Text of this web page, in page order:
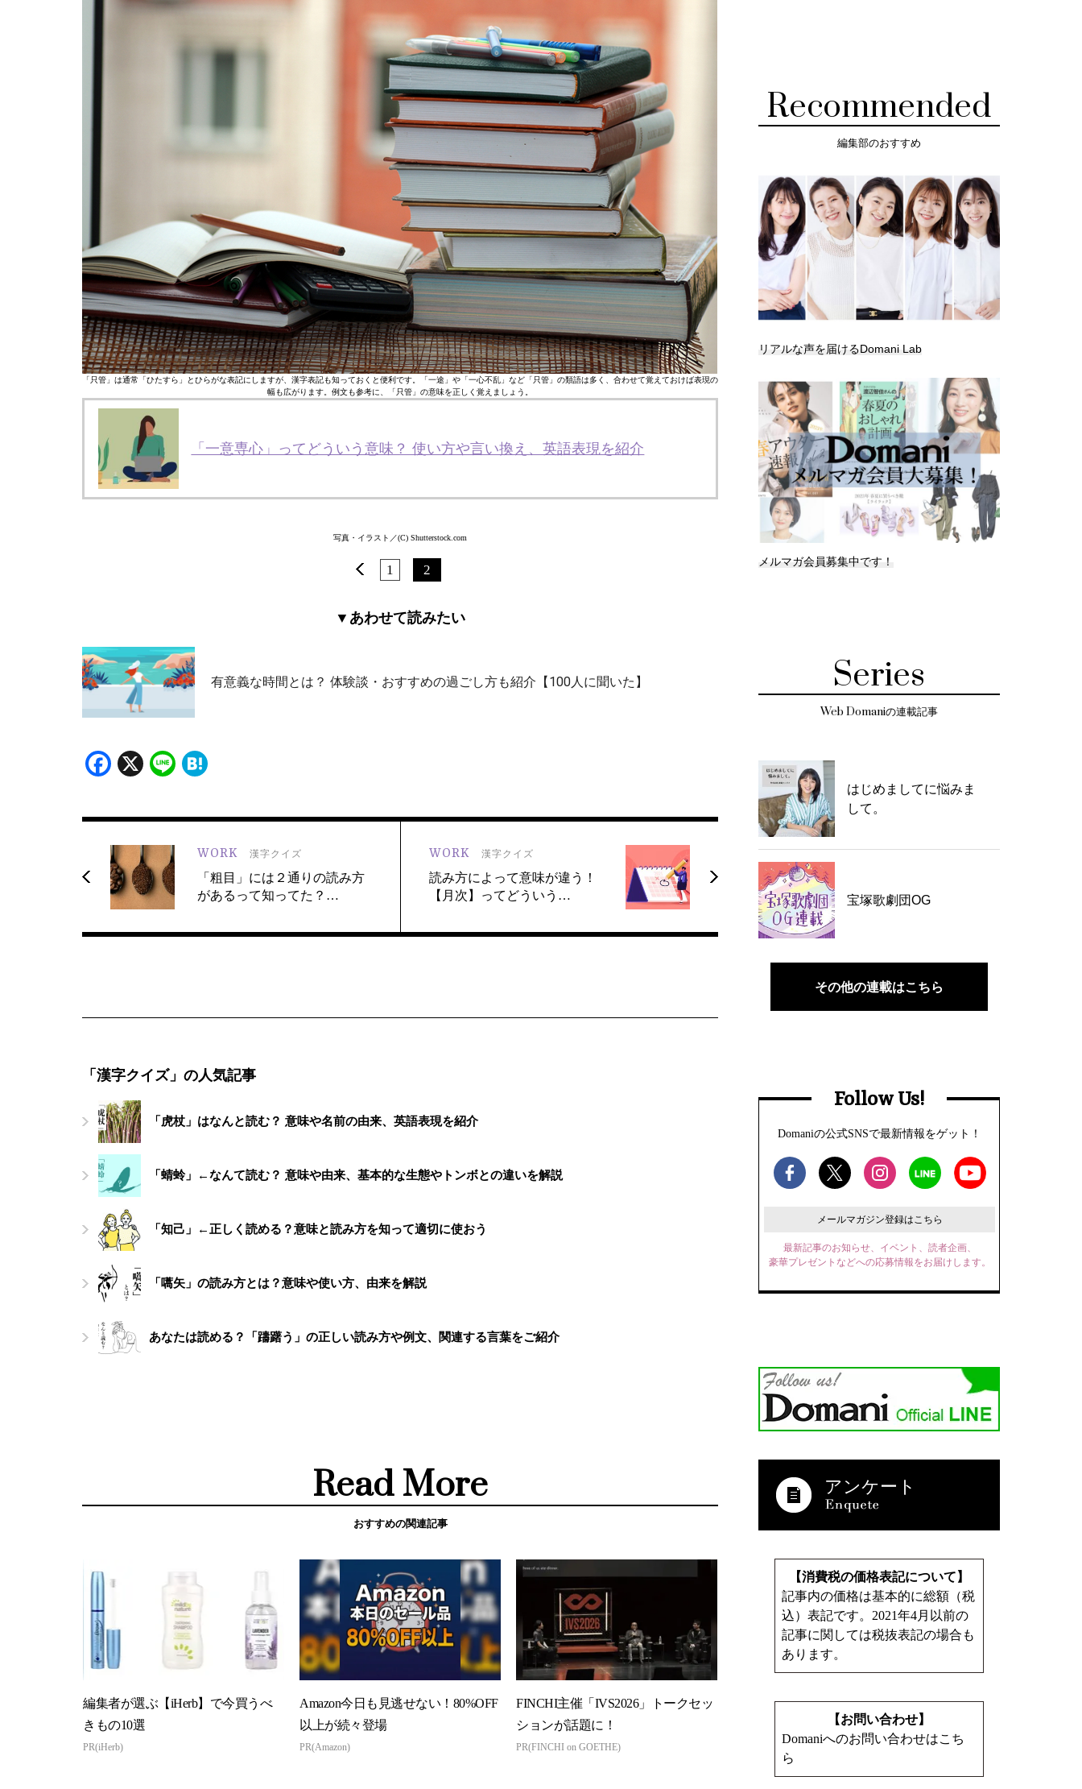
「只管」は通常「ひたすら」とひらがな表記にしますが、漢字表記も知っておくと便利です。「一途」や「一心不乱」など「只管」の類語は多く、合わせて覚えておけば表現の
幅も広がります。例文も参考に、「只管」の意味を正しく覚えましょう。
「一意専心」ってどういう意味？ 使い方や言い換え、英語表現を紹介
写真・イラスト／(C) Shutterstock.com
1 2
▼あわせて読みたい
有意義な時間とは？ 体験談・おすすめの過ごし方も紹介【100人に聞いた】
Facebook
X Line
WORK 漢字クイズ
「粗目」には２通りの読み方
があるって知ってた？…
WORK 漢字クイズ
読み方によって意味が違う！
【月次】ってどういう…
「漢字クイズ」の人気記事
「虎杖」はなんと読む？ 意味や名前の由来、英語表現を紹介
「蜻蛉」←なんて読む？ 意味や由来、基本的な生態やトンボとの違いを解説
「知己」←正しく読める？意味と読み方を知って適切に使おう
「嚆矢」の読み方とは？意味や使い方、由来を解説
あなたは読める？「躊躇う」の正しい読み方や例文、関連する言葉をご紹介
Read More
おすすめの関連記事
編集者が選ぶ【iHerb】で今買うべ
きもの10選
PR(iHerb)
Amazon今日も見逃せない！80%OFF
以上が続々登場
PR(Amazon)
FINCHI主催「IVS2026」トークセッ
ションが話題に！
PR(FINCHI on GOETHE)
Recommended
編集部のおすすめ
リアルな声を届けるDomani Lab
メルマガ会員募集中です！
Series
Web Domaniの連載記事
はじめましてに悩みま
して。
宝塚歌劇団OG
その他の連載はこちら
Follow Us!
Domaniの公式SNSで最新情報をゲット！
メールマガジン登録はこちら
最新記事のお知らせ、イベント、読者企画、
豪華プレゼントなどへの応募情報をお届けします。
アンケート
【消費税の価格表記について】
記事内の価格は基本的に総額（税
込）表記です。2021年4月以前の
記事に関しては税抜表記の場合も
あります。
【お問い合わせ】
Domaniへのお問い合わせはこち
ら